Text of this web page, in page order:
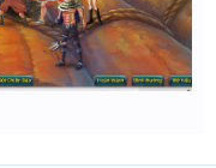
cùng nếu có tranh